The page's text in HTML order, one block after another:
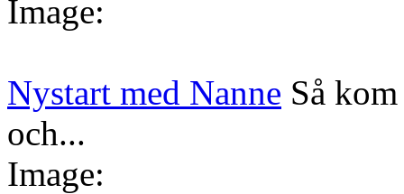
Image:
Nystart med Nanne Så
och...
Image: